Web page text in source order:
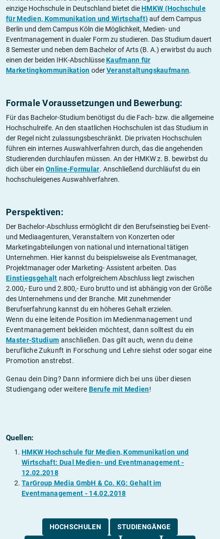
einzige Hochschule in Deutschland bietet dieHMKW (Hochschule
für Medien, Kommunikation und Wirtschaft)auf dem Campus
Berlin und dem Campus Köln die Möglichkeit, Medien- und
Eventmanagement in dualer Form zu studieren. Das Studium dauert
8 Semester und neben dem Bachelor of Arts (B. A.) erwirbst du auch
einen der beiden IHK-AbschlüsseKaufmann für
Marketingkommunikation oderVeranstaltungskaufmann.
Formale Voraussetzungen und Bewerbung:
Für das Bachelor-Studium benötigst du die Fach- bzw. die allgemeine
Hochschulreife. An den staatlichen Hochschulen ist das Studium in
der Regel nicht zulassungsbeschränkt. Die privaten Hochschulen
führen ein internes Auswahlverfahren durch, das die angehenden
Studierenden durchlaufen müssen. An der HMKW z. B. bewirbst du
dich über ein Online-Formular. Anschließend durchläufst du ein
hochschuleigenes Auswahlverfahren.
Perspektiven:
Der Bachelor-Abschluss ermöglicht dir den Berufseinstieg bei Event-
und Mediaagenturen, Veranstaltern von Konzerten oder
Marketingabteilungen von national und international tätigen
Unternehmen. Hier kannst du beispielsweise als Eventmanager,
Projektmanager oder Marketing- Assistent arbeiten. Das
Einstiegsgehalt nach erfolgreichem Abschluss liegt zwischen
2.000,- Euro und 2.800,- Euro brutto und ist abhängig von der Größe
des Unternehmens und der Branche. Mit zunehmender
Berufserfahrung kannst du ein höheres Gehalt erzielen.
Wenn du eine leitende Position im Medienmanagement und
Eventmanagement bekleiden möchtest, dann solltest du ein
Master-Studium anschließen. Das gilt auch, wenn du deine
berufliche Zukunft in Forschung und Lehre siehst oder sogar eine
Promotion anstrebst.
Genau dein Ding? Dann informiere dich bei uns über diesen
Studiengang oder weitere Berufe mit Medien!
Quellen:
HMKW Hochschule für Medien, Kommunikation und
Wirtschaft: Dual Medien- und Eventmanagement -
12.02.2018
TarGroup Media GmbH & Co. KG: Gehalt im
Eventmanagement - 14.02.2018
HOCHSCHULEN STUDIENGÄNGE